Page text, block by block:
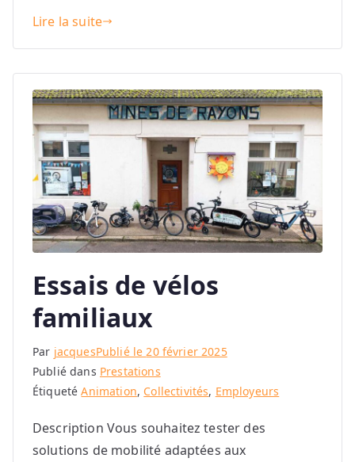
Lire la suite
Essais de vélos
familiaux
Par jacquesPublié le20 février 2025
Publié dans Prestations
ÉtiquetéAnimation, Collectivités, Employeurs
Description Vous souhaitez tester des
solutions de mobilité adaptées aux